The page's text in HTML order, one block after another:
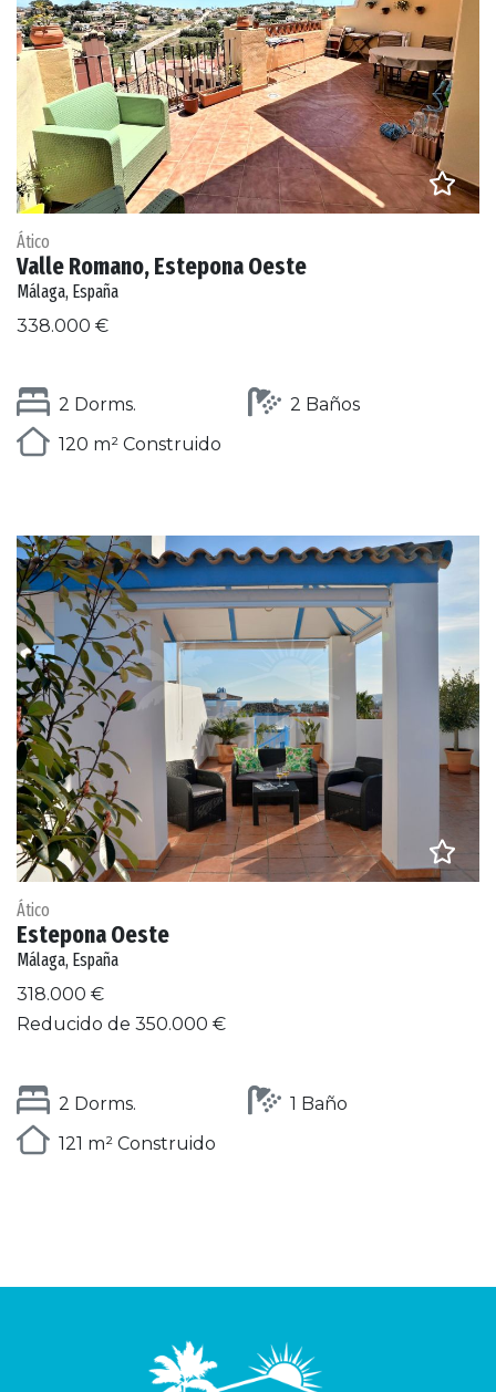
Ático
Valle Romano, Estepona Oeste
Málaga, España
338.000 €
2 Dorms.
2 Baños
120 m² Construido
Ático
Estepona Oeste
Málaga, España
318.000 €
Reducido de 350.000 €
2 Dorms.
1 Baño
121 m² Construido